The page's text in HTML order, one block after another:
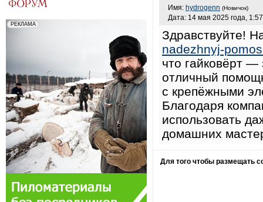
Имя: hydrogenn (Новичок)
Дата: 14 мая 2025 года, 1:57
Здравствуйте!
nadezhnyj-
что гайковёрт
отличный
с крепёжными
Благодаря
использовать
домашних
Для того чтобы размещать